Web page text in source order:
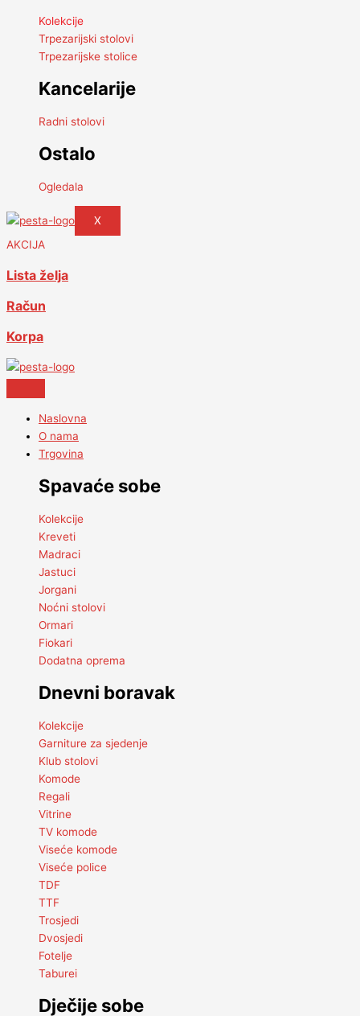
Kolekcije
Trpezarijski stolovi
Trpezarijske stolice
Kancelarije
Radni stolovi
Ostalo
Ogledala
X
AKCIJA
Lista želja
Račun
Korpa
Naslovna
O nama
Trgovina
Spavaće sobe
Kolekcije
Kreveti
Madraci
Jastuci
Jorgani
Noćni stolovi
Ormari
Fiokari
Dodatna oprema
Dnevni boravak
Kolekcije
Garniture za sjedenje
Klub stolovi
Komode
Regali
Vitrine
TV komode
Viseće komode
Viseće police
TDF
TTF
Trosjedi
Dvosjedi
Fotelje
Taburei
Dječije sobe